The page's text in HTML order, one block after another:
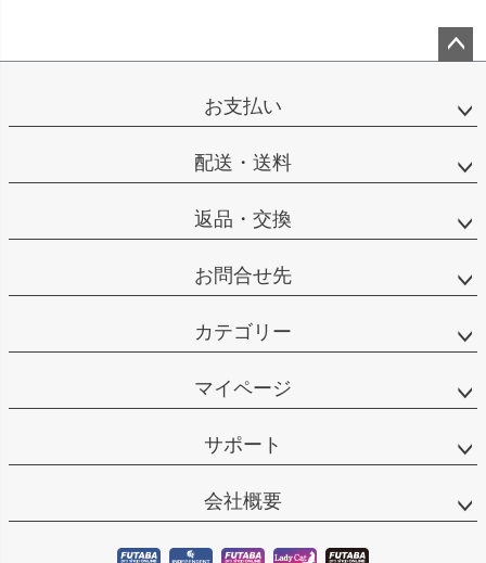
ップ
お支払い
配送・送料
返品・交換
お問合せ先
カテゴリー
マイページ
サポート
会社概要